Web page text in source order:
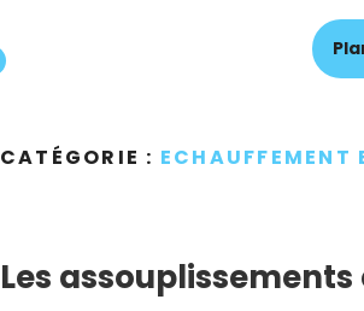
CATÉGORIE : ECHAUFFEMENT
Les